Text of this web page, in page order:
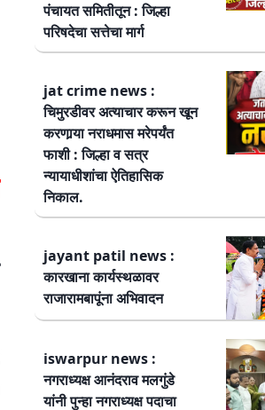
पंचायत समितीतून : जिल्हा
परिषदेचा सत्तेचा मार्ग
jat crime news :
चिमुरडीवर अत्याचार करून खून
करणार्‍या नराधमास मरेपर्यंत
फाशी : जिल्हा व सत्र
न्यायाधीशांचा ऐतिहासिक
निकाल.
jayant patil news :
कारखाना कार्यस्थळावर
राजारामबापूंना अभिवादन
iswarpur news :
नगराध्यक्ष आनंदराव मलगुंडे
यांनी पुन्हा नगराध्यक्ष पदाचा